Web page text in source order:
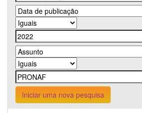
Iniciar uma nova pesquisa